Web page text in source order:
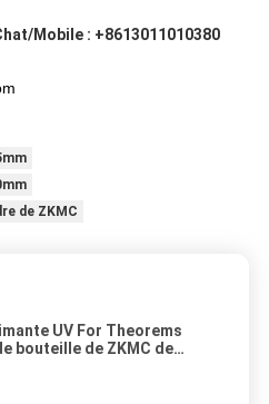
Mobile : +8613011010380
de ZKMC
UV For Theorems
bouteille de ZKMC de